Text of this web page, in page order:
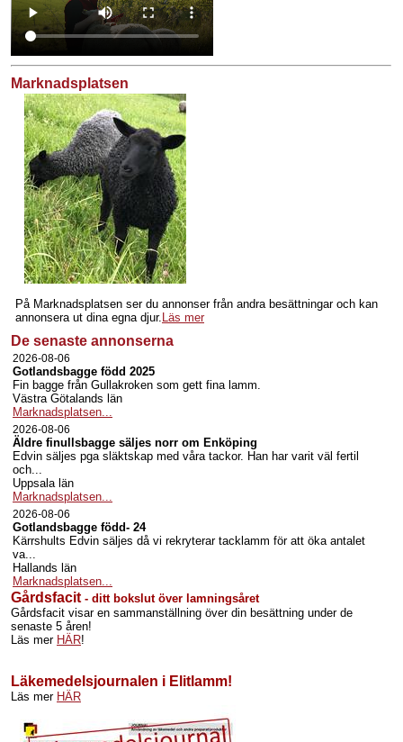
Marknadsplatsen
På Marknadsplatsen ser du annonser från andra besättningar och kan
annonsera ut dina egna djur. Läs mer
De senaste annonserna
2026-08-06
Gotlandsbagge född 2025
Fin bagge från Gullakroken som gett fina lamm.
Västra Götalands län
Marknadsplatsen...
2026-08-06
Äldre finullsbagge säljes norr om Enköping
Edvin säljes pga släktskap med våra tackor. Han har varit väl fertil
och...
Uppsala län
Marknadsplatsen...
2026-08-06
Gotlandsbagge född- 24
Kärrshults Edvin säljes då vi rekryterar tacklamm för att öka antalet
va...
Hallands län
Marknadsplatsen...
Gårdsfacit - ditt bokslut över lamningsåret
Gårdsfacit visar en sammanställning över din besättning under de
senaste 5 åren!
Läs mer HÄR!
Läkemedelsjournalen i Elitlamm!
Läs mer HÄR